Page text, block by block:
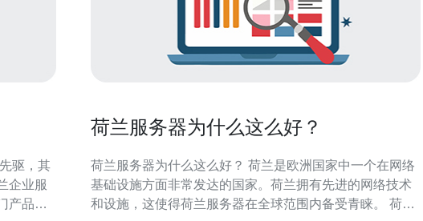
驱，其
企业服
产品。
荷兰服务器为什么这么好？
荷兰服务器为什么这么好？ 荷兰是欧洲国家中一个在网络
基础设施方面非常发达的国家。荷兰拥有先进的网络技术
和设施，这使得荷兰服务器在全球范围内备受青睐。 荷兰